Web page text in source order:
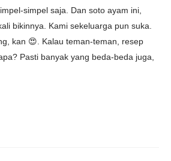
simpel saja. Dan soto ayam ini,
bikinnya. Kami sekeluarga pun suka.
kan 😍. Kalau teman-teman, resep
Pasti banyak yang beda-beda juga,